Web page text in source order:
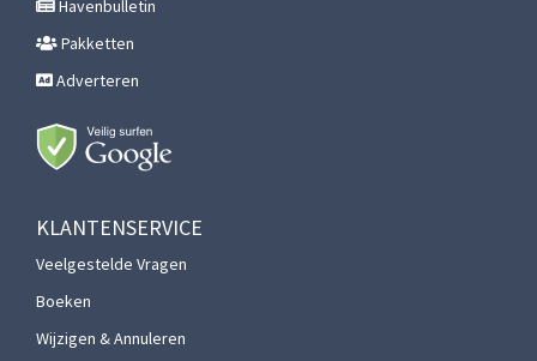
Havenbulletin
Pakketten
Adverteren
KLANTENSERVICE
Veelgestelde Vragen
Boeken
Wijzigen & Annuleren